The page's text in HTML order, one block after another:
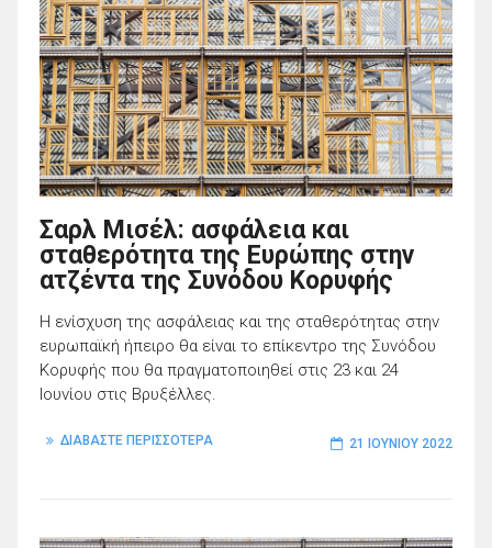
Σαρλ Μισέλ: ασφάλεια και
σταθερότητα της Ευρώπης στην
ατζέντα της Συνόδου Κορυφής
H ενίσχυση της ασφάλειας και της σταθερότητας στην
ευρωπαϊκή ήπειρο θα είναι το επίκεντρο της Συνόδου
Κορυφής που θα πραγματοποιηθεί στις 23 και 24
Ιουνίου στις Βρυξέλλες.
ΔΙΑΒΑΣΤΕ ΠΕΡΙΣΣΟΤΕΡΑ 21 ΙΟΥΝΊΟΥ 2022